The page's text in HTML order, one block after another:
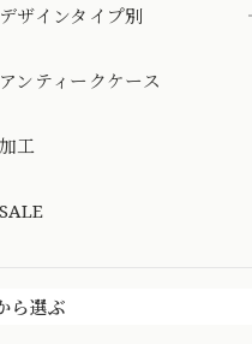
デザインタイプ別
アンティークケース
加工
SALE
ら選ぶ